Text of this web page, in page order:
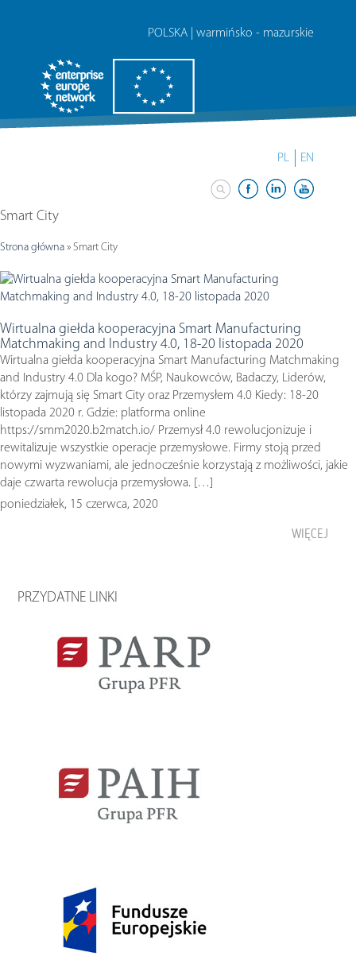
POLSKA | warmińsko - mazurskie
PL EN
Smart City
Strona główna » Smart City
Wirtualna giełda kooperacyjna Smart Manufacturing
Matchmaking and Industry 4.0, 18-20 listopada 2020
Wirtualna giełda kooperacyjna Smart Manufacturing Matchmaking
and Industry 4.0 Dla kogo? MŚP, Naukowców, Badaczy, Liderów,
którzy zajmują się Smart City oraz Przemysłem 4.0 Kiedy: 18-20
listopada 2020 r. Gdzie: platforma online
https://smm2020.b2match.io/ Przemysł 4.0 rewolucjonizuje i
rewitalizuje wszystkie operacje przemysłowe. Firmy stoją przed
nowymi wyzwaniami, ale jednocześnie korzystają z możliwości, jakie
daje czwarta rewolucja przemysłowa. […]
poniedziałek, 15 czerwca, 2020
WIĘCEJ
PRZYDATNE LINKI